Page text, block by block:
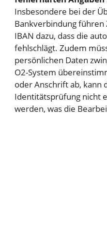
Insbesondere bei der
Bankverbindung
IBAN dazu, dass die
fehlschlägt. Zudem
persönlichen Daten
O2-System
oder Anschrift ab, kann
Identitätsprüfung nicht
werden, was die